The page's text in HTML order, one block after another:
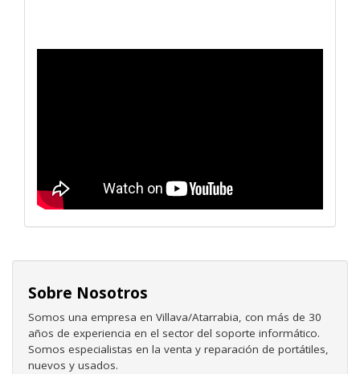
Sobre Nosotros
Somos una empresa en Villava/Atarrabia, con más de 30
años de experiencia en el sector del soporte informático.
Somos especialistas en la venta y reparación de portátiles,
nuevos y usados.